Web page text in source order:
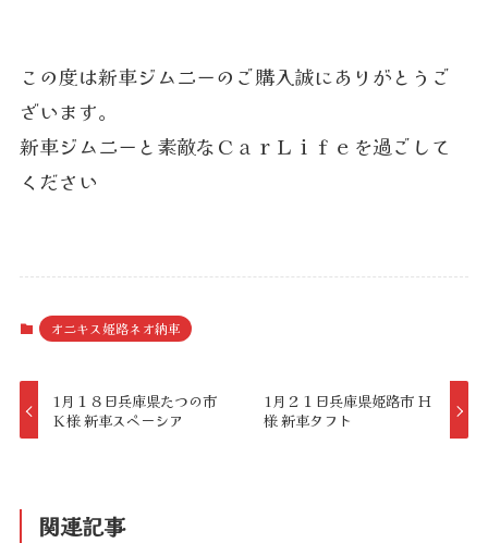
この度は新車ジムニーのご購入誠にありがとうご
ざいます。
新車ジムニーと素敵なＣａｒＬｉｆｅを過ごして
ください
オニキス姫路ネオ納車
1月１８日兵庫県たつの市
Ｋ様 新車スペーシア
1月２１日兵庫県姫路市 Ｈ
様 新車タフト
関連記事